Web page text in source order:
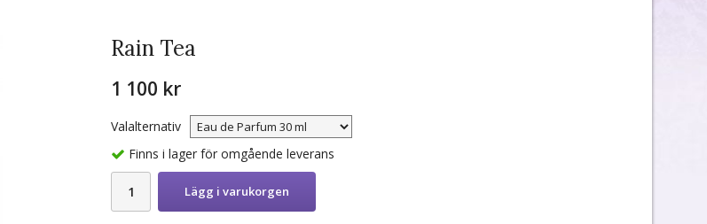
Rain Tea
1 100 kr
Valalternativ
Finns i lager för omgående leverans
Lägg i varukorgen